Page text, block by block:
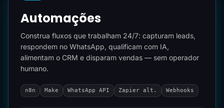
Automações
Construa fluxos que trabalham 24/7: capturam leads,
respondem no WhatsApp, qualificam com IA,
alimentam o CRM e disparam vendas — sem operador
humano.
n8n Make WhatsApp API Zapier alt. Webhooks